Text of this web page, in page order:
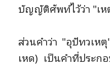
บัญญัติศัพท์ไว้ว่า "เห
ส่วนคำว่า "อุปัทวเ
เหด) เป็นคำที่ประ